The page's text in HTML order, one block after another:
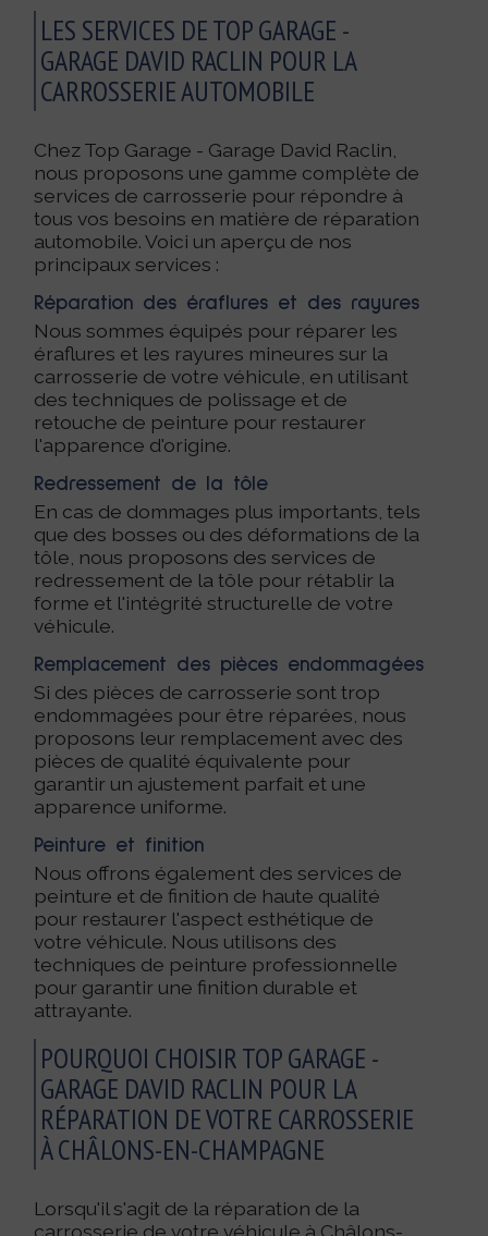
LES SERVICES DE TOP GARAGE -
GARAGE DAVID RACLIN POUR LA
CARROSSERIE AUTOMOBILE
Chez Top Garage - Garage David Raclin,
nous proposons une gamme complète de
services de carrosserie pour répondre à
tous vos besoins en matière de réparation
automobile. Voici un aperçu de nos
principaux services :
Réparation des éraflures et des rayures
Nous sommes équipés pour réparer les
éraflures et les rayures mineures sur la
carrosserie de votre véhicule, en utilisant
des techniques de polissage et de
retouche de peinture pour restaurer
l'apparence d'origine.
Redressement de la tôle
En cas de dommages plus importants, tels
que des bosses ou des déformations de la
tôle, nous proposons des services de
redressement de la tôle pour rétablir la
forme et l'intégrité structurelle de votre
véhicule.
Remplacement des pièces endommagées
Si des pièces de carrosserie sont trop
endommagées pour être réparées, nous
proposons leur remplacement avec des
pièces de qualité équivalente pour
garantir un ajustement parfait et une
apparence uniforme.
Peinture et finition
Nous offrons également des services de
peinture et de finition de haute qualité
pour restaurer l'aspect esthétique de
votre véhicule. Nous utilisons des
techniques de peinture professionnelle
pour garantir une finition durable et
attrayante.
POURQUOI CHOISIR TOP GARAGE -
GARAGE DAVID RACLIN POUR LA
RÉPARATION DE VOTRE CARROSSERIE
À CHÂLONS-EN-CHAMPAGNE
Lorsqu'il s'agit de la réparation de la
carrosserie de votre véhicule à Châlons-